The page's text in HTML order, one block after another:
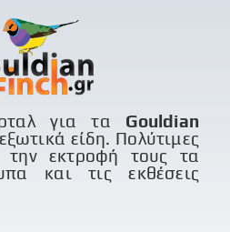
για τα Gouldian
είδη. Πολύτιμες
την εκτροφή τους τα
και τις εκθέσεις